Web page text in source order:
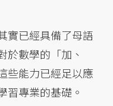
實已經具備了母語
於數學的「加、
些能力已經足以應
習專業的基礎。